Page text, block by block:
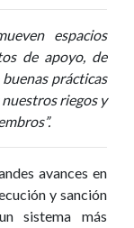
espacios
de apoyo, de
prácticas
riegos y
avances en
y sanción
sistema más